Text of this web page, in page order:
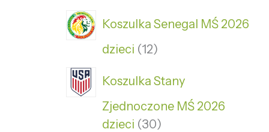
Koszulka Senegal MŚ 2026
dzieci 12
Koszulka Stany
Zjednoczone MŚ 2026
dzieci 30